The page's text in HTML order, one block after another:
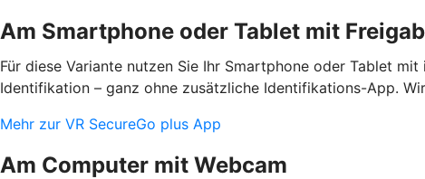
Am Smartphone oder Tablet mit
Für diese Variante nutzen Sie Ihr Smartphone oder Tablet
Identifikation – ganz ohne zusätzliche Identifikations-App.
Mehr zur VR SecureGo plus App
Am Computer mit Webcam